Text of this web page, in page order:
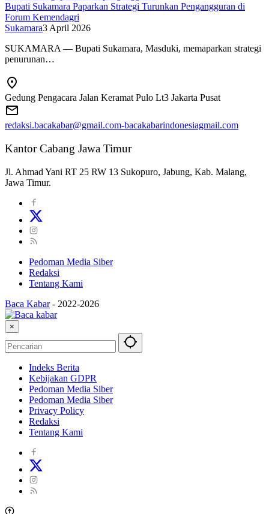
Bupati Sukamara Paparkan Strategi Turunkan Pengangguran di
Forum Kemendagri
Sukamara3 April 2026
SUKAMARA — Bupati Sukamara, Masduki, memaparkan strategi
penurunan…
Gedung Pengacara Jalan Keramat Pulo Lt3 Jakarta Pusat
redaksi.bacakabar@gmail.com-bacakabarindonesiagmail.com
Kantor Cabang Jawa Timur
Jl. Ahmad Yani RT 25 RW 13 Sukopuro, Jabung, Kab. Malang,
Jawa Timur.
Pedoman Media Siber
Redaksi
Tentang Kami
Baca Kabar - 2022-2026
×
Indeks Berita
Kebijakan GDPR
Pedoman Media Siber
Pedoman Media Siber
Privacy Policy
Redaksi
Tentang Kami